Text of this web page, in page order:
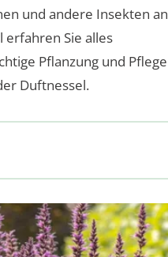
und andere Insekten an
Sie alles
Pflanzung und Pflege
Duftnessel.